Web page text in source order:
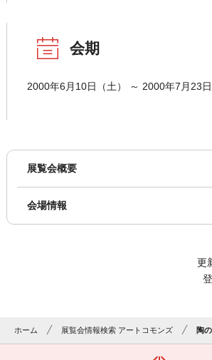
会期
2000年6月10日（土） ～ 2000年7月23日
展覧会概要
会場情報
更
ホーム 展覧会情報検索 アートコモンズ 陶